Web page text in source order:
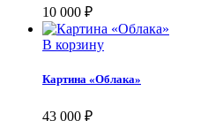
10 000 ₽
В корзину
Картина «Облака»
43 000 ₽